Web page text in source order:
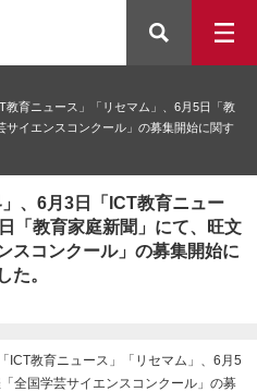
育ニュース」「リセマム」、6月5日「教
イエンスコンクール」の募集開始に関す
、6月3日「ICT教育ニュー
「教育家庭新聞」にて、旺文
スコンクール」の募集開始に
た。
ICT教育ニュース」「リセマム」、6月5
全国学芸サイエンスコンクール」の募